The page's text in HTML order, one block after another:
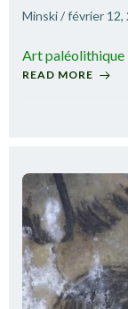
Minski/février 12,
Art paléolithique
READ MORE